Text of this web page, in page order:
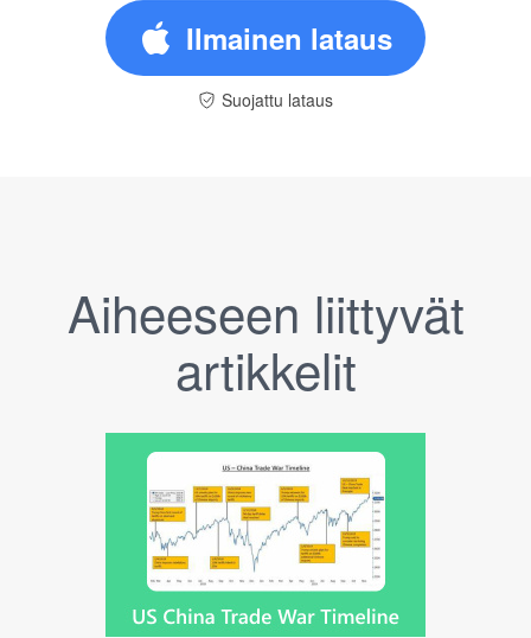
Ilmainen lataus
Suojattu lataus
Aiheeseen liittyvät
artikkelit